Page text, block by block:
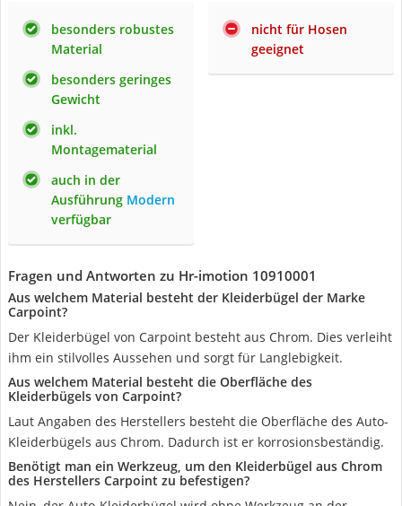
besonders robustes
Material
besonders geringes
Gewicht
inkl.
Montagematerial
auch in der
Ausführung Modern
verfügbar
nicht für Hosen
geeignet
Fragen und Antworten zu Hr-imotion 10910001
Aus welchem Material besteht der Kleiderbügel der Marke
Carpoint?
Der Kleiderbügel von Carpoint besteht aus Chrom. Dies verleiht
ihm ein stilvolles Aussehen und sorgt für Langlebigkeit.
Aus welchem Material besteht die Oberfläche des
Kleiderbügels von Carpoint?
Laut Angaben des Herstellers besteht die Oberfläche des Auto-
Kleiderbügels aus Chrom. Dadurch ist er korrosionsbeständig.
Benötigt man ein Werkzeug, um den Kleiderbügel aus Chrom
des Herstellers Carpoint zu befestigen?